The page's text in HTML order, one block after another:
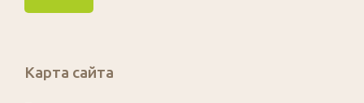
Карта сайта